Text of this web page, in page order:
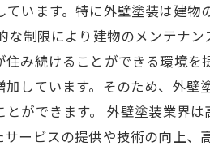
います。特に外壁塗装は建
制限により建物のメンテナ
み続けることができる環境
しています。そのため、外
ができます。 外壁塗装業界
ービスの提供や技術の向上